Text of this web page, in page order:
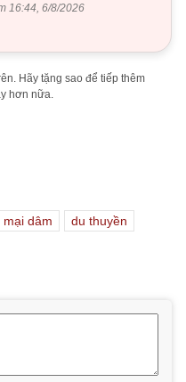
16:44, 6/8/2026
Hãy tặng sao để tiếp thêm
hơn nữa.
dâm
du thuyền